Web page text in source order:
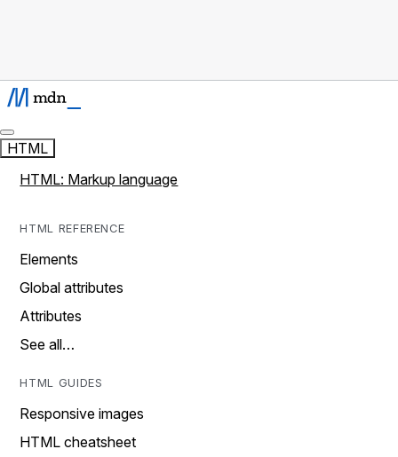
HTML
HTML: Markup language
HTML REFERENCE
Elements
Global attributes
Attributes
See all…
HTML GUIDES
Responsive images
HTML cheatsheet